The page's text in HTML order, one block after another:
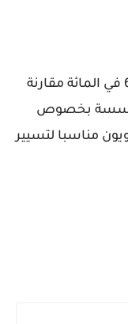
ويعتبر هذا الرقم بمثابة زيادة بنسبة 6 في المائة مقارنة
بخصوص
مناسبا لتسيير